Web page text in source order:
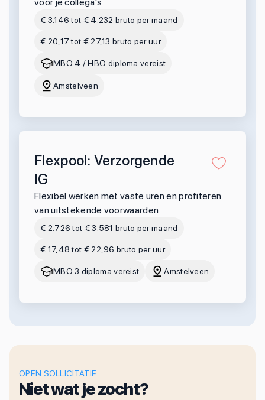
€ 3.146 tot € 4.232 bruto per maand
€ 20,17 tot € 27,13 bruto per uur
MBO 4 / HBO diploma vereist
Amstelveen
Flexpool: Verzorgende
IG
Flexibel werken met vaste uren en profiteren
van uitstekende voorwaarden
€ 2.726 tot € 3.581 bruto per maand
€ 17,48 tot € 22,96 bruto per uur
MBO 3 diploma vereist Amstelveen
OPEN SOLLICITATIE
Niet wat je zocht?